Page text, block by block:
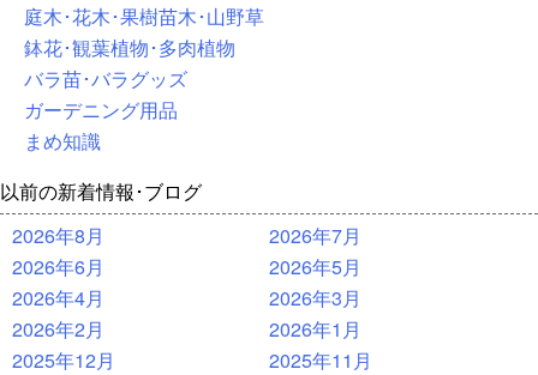
庭木･花木･果樹苗木･山野草
鉢花･観葉植物･多肉植物
バラ苗･バラグッズ
ガーデニング用品
まめ知識
以前の新着情報･ブログ
2026年8月
2026年7月
2026年6月
2026年5月
2026年4月
2026年3月
2026年2月
2026年1月
2025年12月
2025年11月